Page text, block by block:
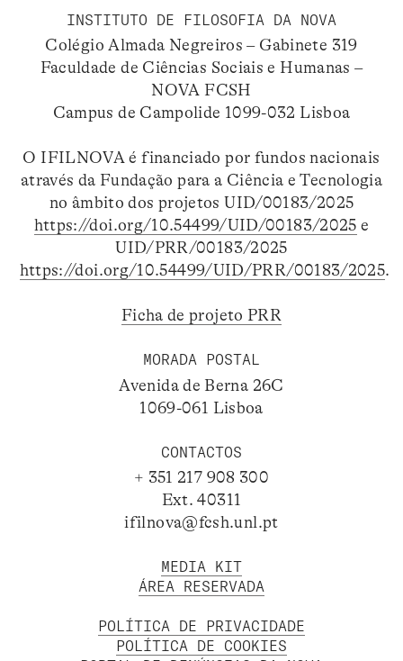
INSTITUTO DE FILOSOFIA DA NOVA
Colégio Almada Negreiros – Gabinete 319
Faculdade de Ciências Sociais e Humanas –
NOVA FCSH
Campus de Campolide 1099-032 Lisboa
O IFILNOVA é financiado por fundos nacionais
através da Fundação para a Ciência e Tecnologia
no âmbito dos projetos UID/00183/2025
https://doi.org/10.54499/UID/00183/2025 e
UID/PRR/00183/2025
https://doi.org/10.54499/UID/PRR/00183/2025.
Ficha de projeto PRR
MORADA POSTAL
Avenida de Berna 26C
1069-061 Lisboa
CONTACTOS
+ 351 217 908 300
Ext. 40311
ifilnova@fcsh.unl.pt
MEDIA KIT
ÁREA RESERVADA
POLÍTICA DE PRIVACIDADE
POLÍTICA DE COOKIES